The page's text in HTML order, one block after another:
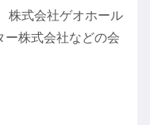
株式会社ゲオホール
ー株式会社などの会